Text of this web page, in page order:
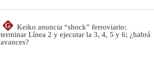
G
Keiko anuncia “shock” ferroviario:
terminar Línea 2 y ejecutar la 3, 4, 5 y 6; ¿habrá
avances?